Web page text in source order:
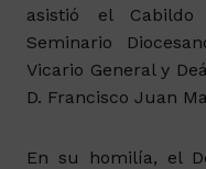
asistió el
Seminario
Vicario General y
D. Francisco Juan
En su homilía, el